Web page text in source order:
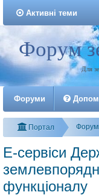
Активні теми
Реєстрація
Форум
Для
Форуми
Портал
Е-сервіси
функціоналу